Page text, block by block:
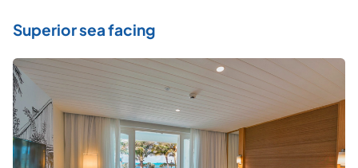
Superior sea facing